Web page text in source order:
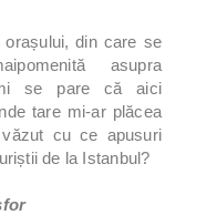
din care se
asupra
se pare că aici
tare mi-ar plăcea
cu ce apusuri
de la Istanbul?